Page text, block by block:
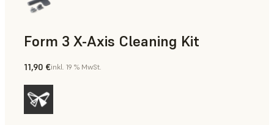
Form 3 X-Axis Cleaning Kit
11,90 €inkl. 19 % MwSt.